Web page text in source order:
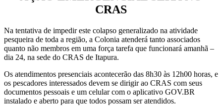
CRAS
Na tentativa de impedir este colapso generalizado na atividade
pesqueira de toda a região, a Colonia atenderá tanto associados
quanto não membros em uma força tarefa que funcionará amanhã –
dia 24, na sede do CRAS de Itapura.
Os atendimentos presenciais acontecerão das 8h30 às 12h00 horas, e
os pescadores interessados devem se dirigir ao CRAS com seus
documentos pessoais e um celular com o aplicativo GOV.BR
instalado e aberto para que todos possam ser atendidos.